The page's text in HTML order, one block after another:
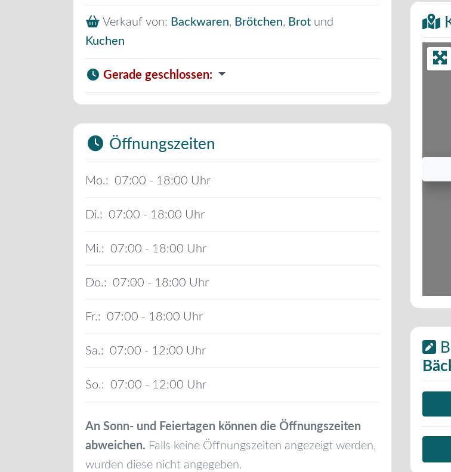
Verkauf von: Backwaren, Brötchen, Brot und
Kuchen
Gerade geschlossen:
Öffnungszeiten
Mo.: 07:00 - 18:00
Di.: 07:00 - 18:00
Mi.: 07:00 - 18:00
Do.: 07:00 - 18:00
Fr.: 07:00 - 18:00
Sa.: 07:00 - 12:00
So.: 07:00 - 12:00
An Sonn- und Feiertagen können die Öffnungszeiten
abweichen. Falls keine Öffnungszeiten angezeigt werden,
wurden diese nicht angegeben.